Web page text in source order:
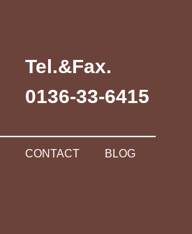
Tel.&Fax.
0136-33-6415
CONTACT BLOG